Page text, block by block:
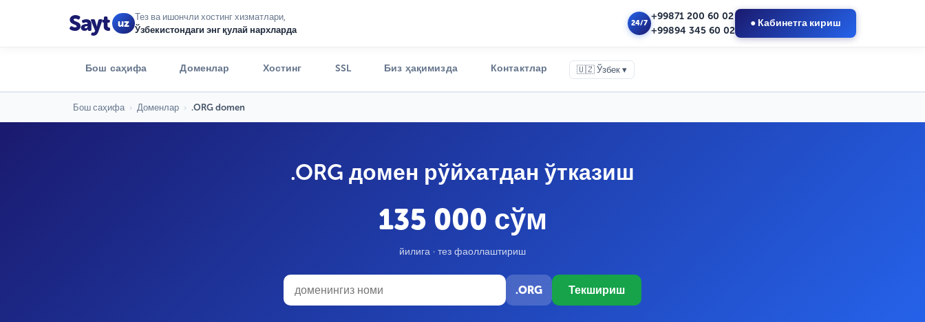
Sayt uz
Тез ва ишончли хостинг хизматлари,
Ўзбекистондаги энг қулай нархларда
24/7
+99871 200 60 02
+99894 345 60 02
● Кабинетга кириш
Бош саҳифа Доменлар Хостинг SSL Биз ҳақимизда Контактлар 🇺🇿 Ўзбек ▾
Бош саҳифа › Доменлар › .ORG domen
.ORG домен рўйхатдан ўтказиш
135 000 сўм
йилига · тез фаоллаштириш
.ORG Текшириш